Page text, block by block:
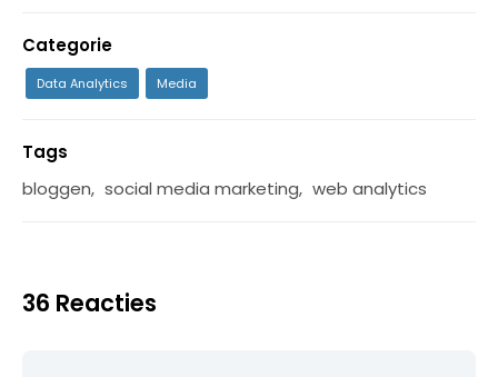
Categorie
Data Analytics Media
Tags
bloggen, social media marketing, web analytics
36 Reacties